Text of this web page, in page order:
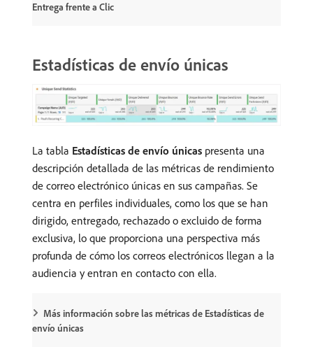
Entrega frente a Clic
Estadísticas de envío únicas
La tabla Estadísticas de envío únicas presenta una
descripción detallada de las métricas de rendimiento
de correo electrónico únicas en sus campañas. Se
centra en perfiles individuales, como los que se han
dirigido, entregado, rechazado o excluido de forma
exclusiva, lo que proporciona una perspectiva más
profunda de cómo los correos electrónicos llegan a la
audiencia y entran en contacto con ella.
Más información sobre las métricas de Estadísticas de
envío únicas